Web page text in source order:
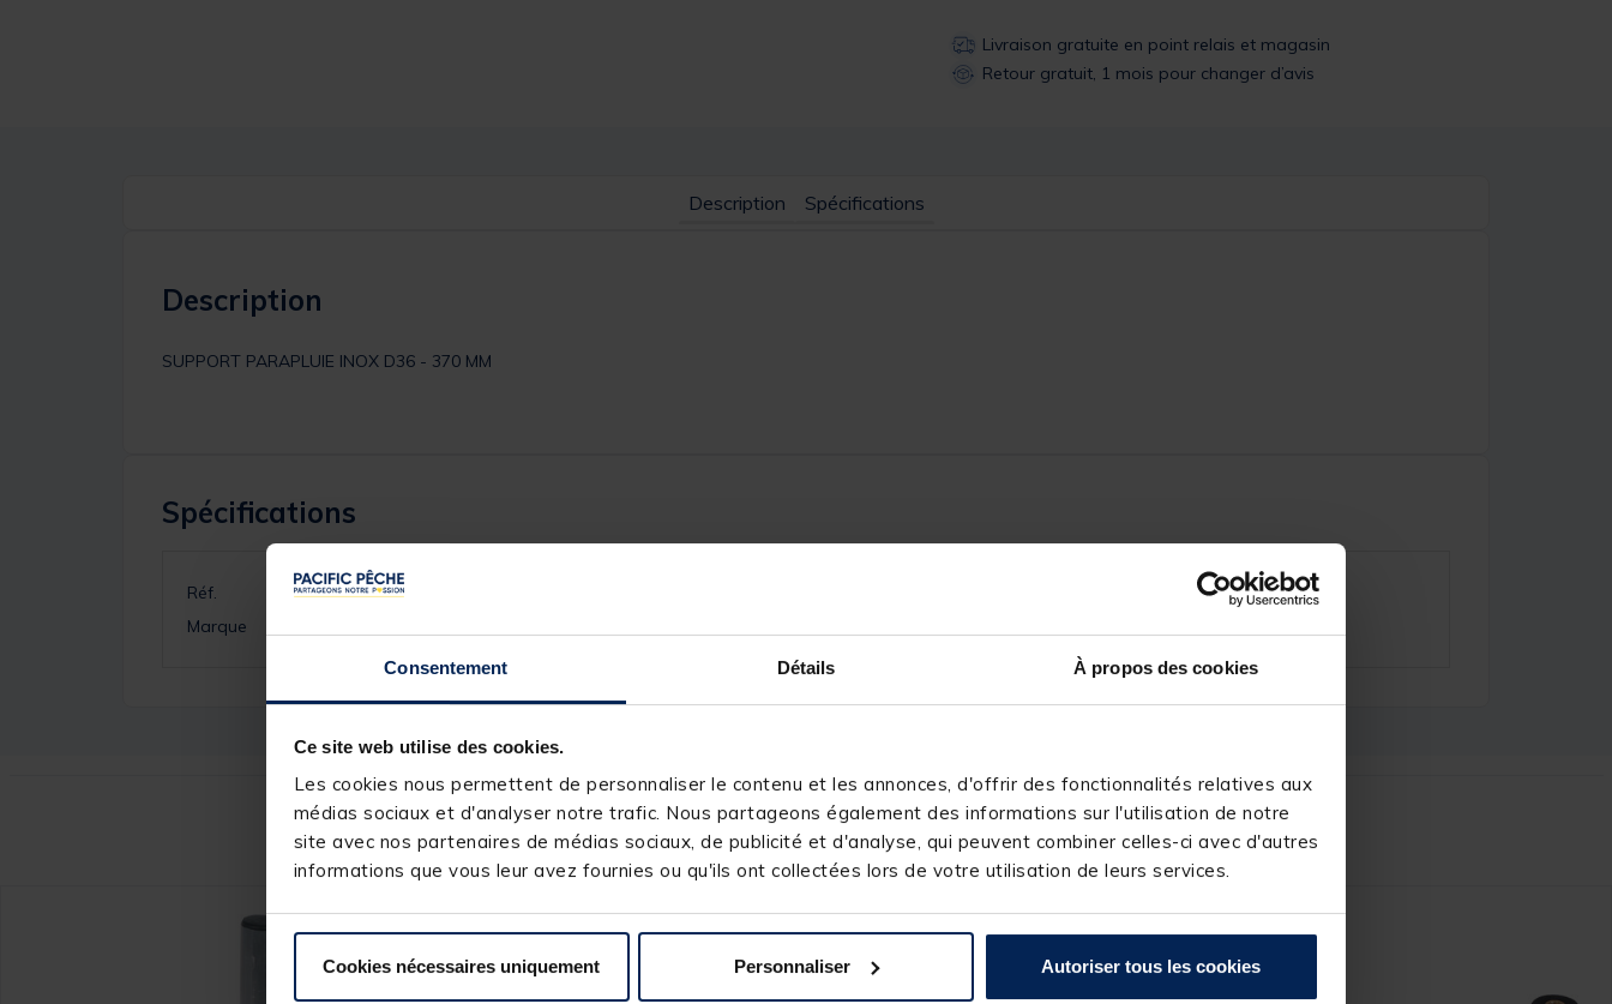
Consentement Détails À propos des cookies
Ce site web utilise des cookies.
Les cookies nous permettent de personnaliser le contenu et les annonces, d'offrir des fonctionnalités relatives aux
médias sociaux et d'analyser notre trafic. Nous partageons également des informations sur l'utilisation de notre
site avec nos partenaires de médias sociaux, de publicité et d'analyse, qui peuvent combiner celles-ci avec d'autres
informations que vous leur avez fournies ou qu'ils ont collectées lors de votre utilisation de leurs services.
Cookies nécessaires uniquement Personnaliser Autoriser tous les cookies
Livraison gratuite en point relais et magasin
Retour gratuit, 1 mois pour changer d’avis
Description Spécifications
Description
SUPPORT PARAPLUIE INOX D36 - 370 MM
Spécifications
Réf.
Marque
Ces produits pourraient vous intéresser :